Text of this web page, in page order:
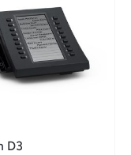
D3